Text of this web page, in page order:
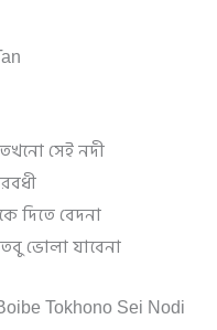
সেই নদী
দিতে বেদনা
ভোলা যাবেনা
Tokhono Sei Nodi